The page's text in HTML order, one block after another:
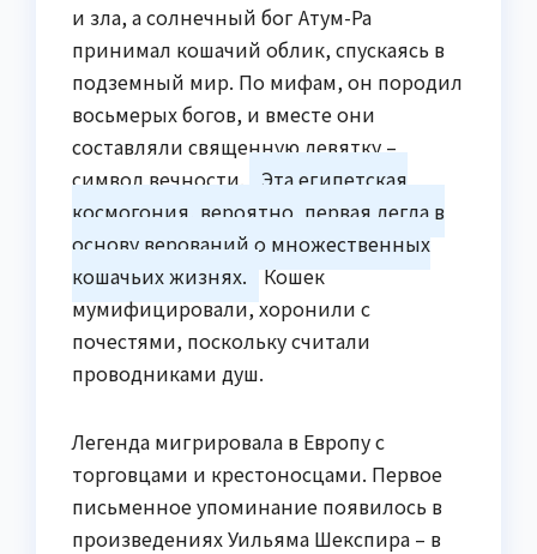
и зла, а солнечный бог Атум-Ра
принимал кошачий облик, спускаясь в
подземный мир. По мифам, он породил
восьмерых богов, и вместе они
составляли священную девятку –
символ вечности. Эта египетская
космогония, вероятно, первая легла в
основу верований о множественных
кошачьих жизнях. Кошек
мумифицировали, хоронили с
почестями, поскольку считали
проводниками душ.
Легенда мигрировала в Европу с
торговцами и крестоносцами. Первое
письменное упоминание появилось в
произведениях Уильяма Шекспира – в